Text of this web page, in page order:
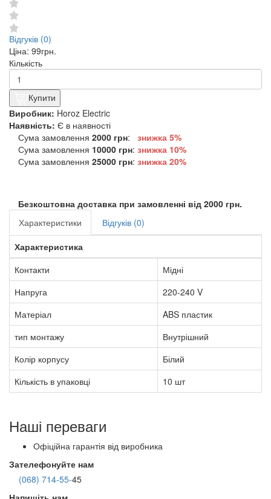
Відгуків (0)
Ціна: 99грн.
Кількість
Купити
Виробник: Horoz Electric
Наявність: Є в наявності
Сума замовлення 2000 грн:
знижка 5%
Сума замовлення 10000 грн: знижка 10%
Сума замовлення 25000 грн: знижка 20%
Безкоштовна доставка при замовленні від 2000 грн.
Характеристики
Відгуків (0)
Характеристика
Контакти
Мідні
Напруга
220-240 V
Матеріал
ABS пластик
тип монтажу
Внутрішний
Колір корпусу
Білий
Кількість в упаковці
10 шт
Наші переваги
Офіційна гарантія від виробника
Зателефонуйте нам
(068) 714-55-45